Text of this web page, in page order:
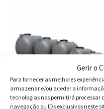
Gerir o
Para fornecer as melhores
armazenar e/ou aceder a
tecnologias nos permitirá
navegação ou IDs exclusivos neste
has
multiple
options
may